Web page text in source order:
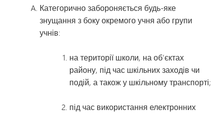
Категорично забороняється будь-яке
знущання з боку окремого учня або групи
учнів:
на території школи, на об’єктах
району, під час шкільних заходів чи
подій, а також у шкільному транспорті;
під час використання електронних